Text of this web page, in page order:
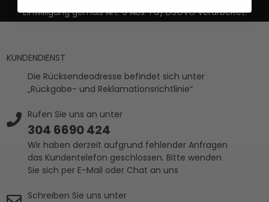
Einwilligung gemäß Art. 6 Abs. 1 a) DSGVO verarbeitet.
KUNDENDIENST
Die Rücksendeadresse befindet sich unter
„Rückgabe- und Reklamationsrichtlinie“
Rufen Sie uns an unter
304 6690 424
Wir haben derzeit aufgrund fehlender Anfragen
das Kundentelefon geschlossen. Bitte wenden
Sie sich per E-Mail oder Chat an uns
Schreiben Sie uns unter